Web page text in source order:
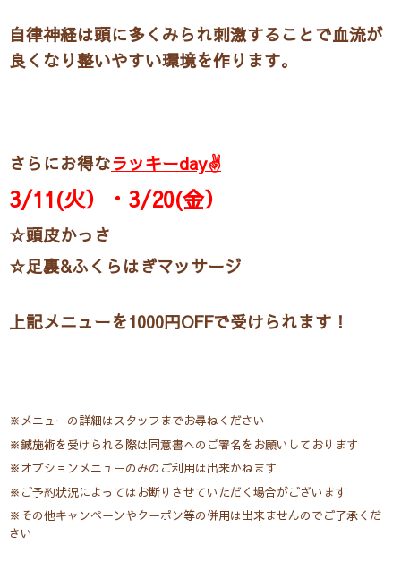
自律神経は頭に多くみられ刺激することで血流が
良くなり整いやすい環境を作ります。
さらにお得なラッキーday✌
3/11(火）・3/20(金）
☆頭皮かっさ
☆足裏&ふくらはぎマッサージ
上記メニューを1000円OFFで受けられます！
※メニューの詳細はスタッフまでお尋ねください
※鍼施術を受けられる際は同意書へのご署名をお願いしております
※オプションメニューのみのご利用は出来かねます
※ご予約状況によってはお断りさせていただく場合がございます
※その他キャンペーンやクーポン等の併用は出来ませんのでご了承くだ
さい